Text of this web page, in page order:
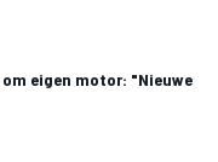
eigen motor: "Nieuwe